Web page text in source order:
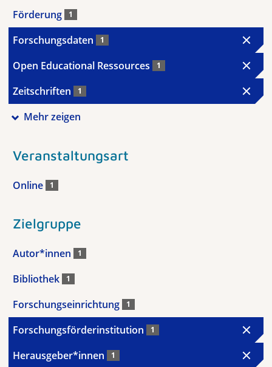
Förderung 1
Forschungsdaten 1
Open Educational Ressources 1
Zeitschriften 1
Mehr zeigen
Veranstaltungsart
Online 1
Zielgruppe
Autor*innen 1
Bibliothek 1
Forschungseinrichtung 1
Forschungsförderinstitution 1
Herausgeber*innen 1